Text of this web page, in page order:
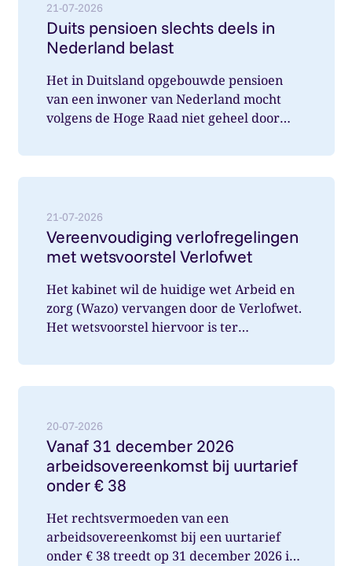
21-07-2026
Duits pensioen slechts deels in
Nederland belast
Het in Duitsland opgebouwde pensioen
van een inwoner van Nederland mocht
volgens de Hoge Raad niet geheel door
21-07-2026
Vereenvoudiging verlofregelingen
met wetsvoorstel Verlofwet
Het kabinet wil de huidige wet Arbeid en
zorg (Wazo) vervangen door de Verlofwet.
Het wetsvoorstel hiervoor is ter
20-07-2026
Vanaf 31 december 2026
arbeidsovereenkomst bij uurtarief
onder € 38
Het rechtsvermoeden van een
arbeidsovereenkomst bij een uurtarief
onder € 38 treedt op 31 december 2026 in